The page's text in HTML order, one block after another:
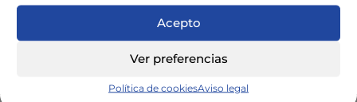
Acepto
Ver preferencias
Política de cookiesAviso legal